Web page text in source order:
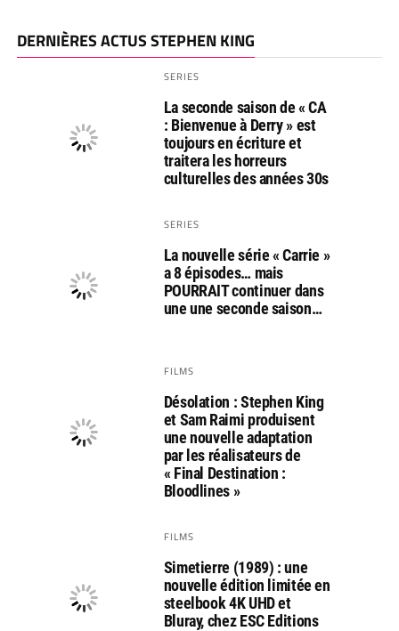
DERNIÈRES ACTUS STEPHEN KING
SERIES
La seconde saison de « CA
: Bienvenue à Derry » est
toujours en écriture et
traitera les horreurs
culturelles des années 30s
SERIES
La nouvelle série « Carrie »
a 8 épisodes… mais
POURRAIT continuer dans
une une seconde saison…
FILMS
Désolation : Stephen King
et Sam Raimi produisent
une nouvelle adaptation
par les réalisateurs de
« Final Destination :
Bloodlines »
FILMS
Simetierre (1989) : une
nouvelle édition limitée en
steelbook 4K UHD et
Bluray, chez ESC Editions